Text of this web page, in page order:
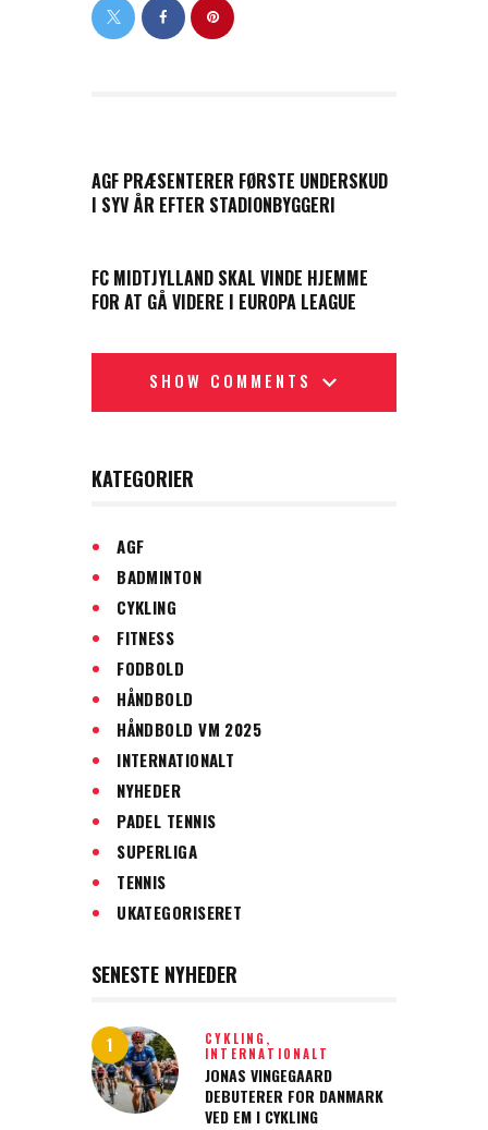
AGF PRÆSENTERER FØRSTE UNDERSKUD
I SYV ÅR EFTER STADIONBYGGERI
FC MIDTJYLLAND SKAL VINDE HJEMME
FOR AT GÅ VIDERE I EUROPA LEAGUE
SHOW COMMENTS
KATEGORIER
AGF
BADMINTON
CYKLING
FITNESS
FODBOLD
HÅNDBOLD
HÅNDBOLD VM 2025
INTERNATIONALT
NYHEDER
PADEL TENNIS
SUPERLIGA
TENNIS
UKATEGORISERET
SENESTE NYHEDER
CYKLING,
INTERNATIONALT
JONAS VINGEGAARD
DEBUTERER FOR DANMARK
VED EM I CYKLING